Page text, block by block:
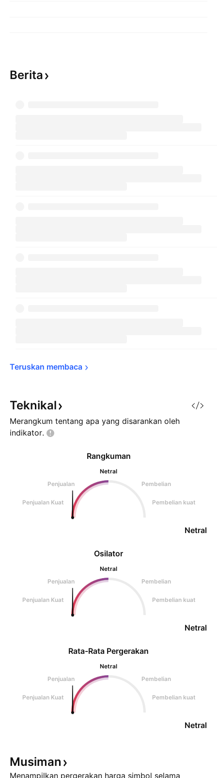
Berita
Teruskan membaca
Teknikal
Merangkum tentang apa yang disarankan oleh
indikator.
Osilator
Netral
Penjualan
Pembelian
Penjualan Kuat Pembelian kuat
Netral
Rangkuman
Netral
Penjualan
Pembelian
Penjualan Kuat Pembelian kuat
Netral
Rata-Rata Pergerakan
Netral
Penjualan
Pembelian
Penjualan Kuat Pembelian kuat
Netral
Musiman
Menampilkan pergerakan harga simbol selama